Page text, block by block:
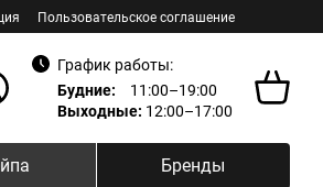
Пользовательское соглашение
График работы:
Будние:
11:00–19:00
Выходные: 12:00–17:00
Бренды